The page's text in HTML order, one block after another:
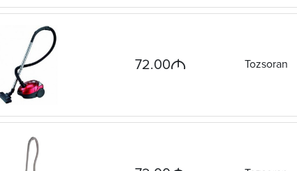
72.00M Tozsoran